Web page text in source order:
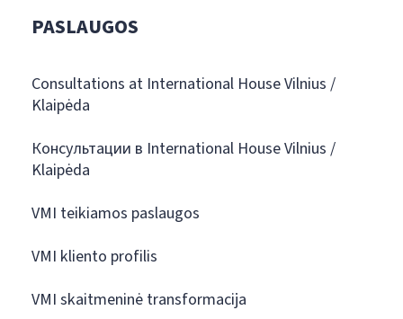
PASLAUGOS
Consultations at International House Vilnius /
Klaipėda
Консультации в International House Vilnius /
Klaipėda
VMI teikiamos paslaugos
VMI kliento profilis
VMI skaitmeninė transformacija